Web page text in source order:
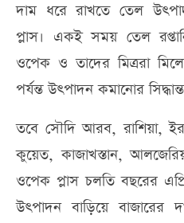
দাম ধরে রাখতে তেল
প্লাস। একই সময় তেল
ওপেক ও তাদের মিত্ররা
পর্যন্ত উৎপাদন কমানোর
তবে সৌদি আরব, রাশিয়া,
কুয়েত, কাজাখস্তান,
ওপেক প্লাস চলতি বছরের
উৎপাদন বাড়িয়ে